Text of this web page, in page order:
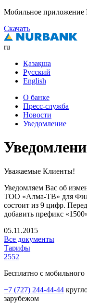
Мобильное приложение
Скачать
ru
Қазақша
Русский
English
О банке
Пресс-служба
Новости
Уведомление
Уважаемые Клиенты!
Уведомляем Вас об
ТОО «Алма-ТВ» для
состоит из 9 цифр.
добавить префикс
05.11.2015
Все документы
Тарифы
2552
Бесплатно с мобильного
+7 (727) 244-44-44
зарубежом